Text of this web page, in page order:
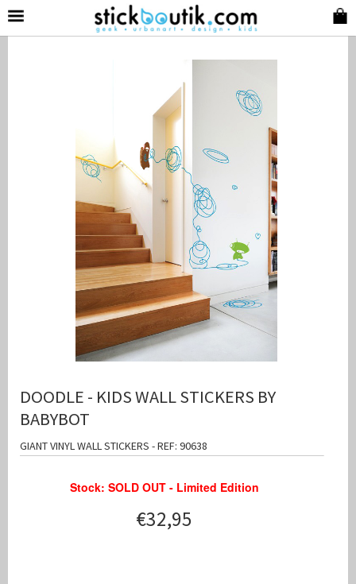
DOODLE - KIDS WALL STICKERS BY
BABYBOT
GIANT VINYL WALL STICKERS - REF: 90638
Stock: SOLD OUT - Limited Edition
€32,95